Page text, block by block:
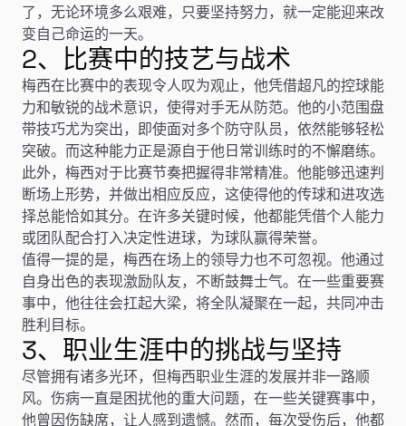
了，无论环境多么艰难，只要坚持努力，就一定能迎来改
变自己命运的一天。
2、比赛中的技艺与战术
梅西在比赛中的表现令人叹为观止，他凭借超凡的控球能
力和敏锐的战术意识，使得对手无从防范。他的小范围盘
带技巧尤为突出，即使面对多个防守队员，依然能够轻松
突破。而这种能力正是源自于他日常训练时的不懈磨练。
此外，梅西对于比赛节奏把握得非常精准。他能够迅速判
断场上形势，并做出相应反应，这使得他的传球和进攻选
择总能恰如其分。在许多关键时候，他都能凭借个人能力
或团队配合打入决定性进球，为球队赢得荣誉。
值得一提的是，梅西在场上的领导力也不可忽视。他通过
自身出色的表现激励队友，不断鼓舞士气。在一些重要赛
事中，他往往会扛起大梁，将全队凝聚在一起，共同冲击
胜利目标。
3、职业生涯中的挑战与坚持
尽管拥有诸多光环，但梅西职业生涯的发展并非一路顺
风。伤病一直是困扰他的重大问题，在一些关键赛事中，
他曾因伤缺席，让人感到遗憾。然而，每次受伤后，他都